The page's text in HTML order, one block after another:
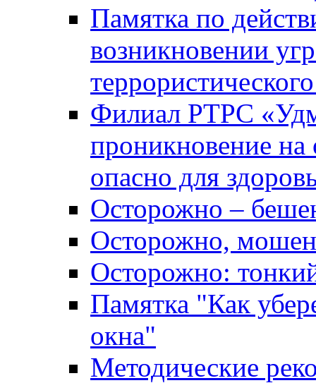
Памятка по
возникновении
Филиал РТРС
проникновение на
опасно для
Осторожно –
Осторожно,
Осторожно:
Памятка "Как
окна"
Методические